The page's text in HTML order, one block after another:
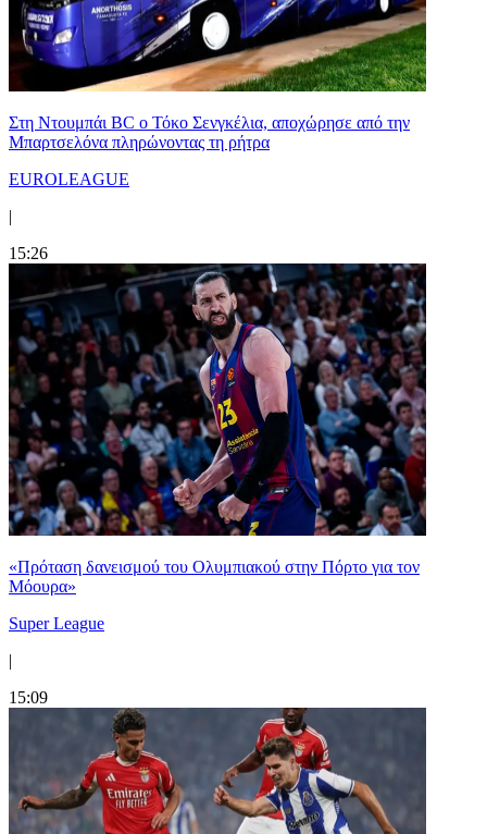
Στη Nτουμπάι BC ο Τόκο Σενγκέλια, αποχώρησε από την
Μπαρτσελόνα πληρώνοντας τη ρήτρα
EUROLEAGUE
|
15:26
«Πρόταση δανεισμού του Ολυμπιακού στην Πόρτο για τον
Μόουρα»
Super League
|
15:09